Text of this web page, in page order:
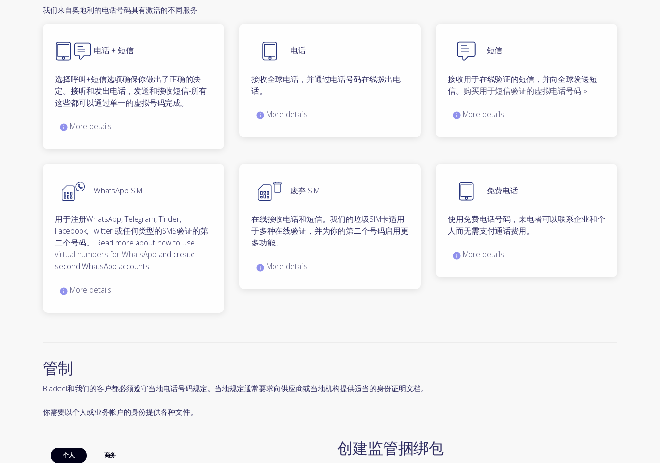
我们来自奥地利的电话号码具有激活的不同服务
电话 + 短信
选择呼叫+短信选项确保你做出了正确的决
定。接听和发出电话，发送和接收短信-所有
这些都可以通过单一的虚拟号码完成。
More details
电话
接收全球电话，并通过电话号码在线拨出电
话。
More details
短信
接收用于在线验证的短信，并向全球发送短
信。 购买用于短信验证的虚拟电话号码 »
More details
WhatsApp SIM
用于注册WhatsApp, Telegram, Tinder,
Facebook, Twitter 或任何类型的SMS验证的第
二个号码。 Read more about how to use
virtual numbers for WhatsApp and create
second WhatsApp accounts.
More details
废弃 SIM
在线接收电话和短信。我们的垃圾SIM卡适用
于多种在线验证，并为你的第二个号码启用更
多功能。
More details
免费电话
使用免费电话号码，来电者可以联系企业和个
人而无需支付通话费用。
More details
管制
Blacktel和我们的客户都必须遵守当地电话号码规定。当地规定通常要求向供应商或当地机构提供适当的身份证明文档。
你需要以个人或业务帐户的身份提供各种文件。
个人 商务 创建监管捆绑包